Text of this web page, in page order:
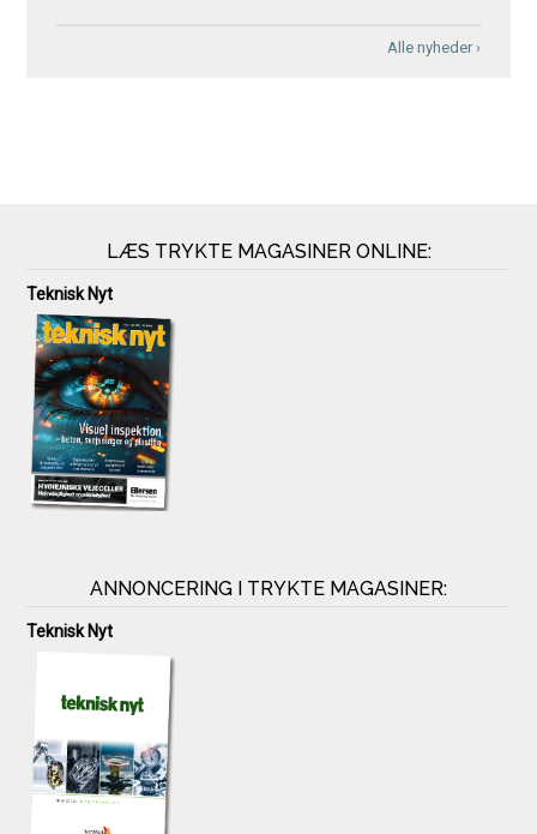
Alle nyheder ›
LÆS TRYKTE MAGASINER ONLINE:
Teknisk Nyt
ANNONCERING I TRYKTE MAGASINER:
Teknisk Nyt